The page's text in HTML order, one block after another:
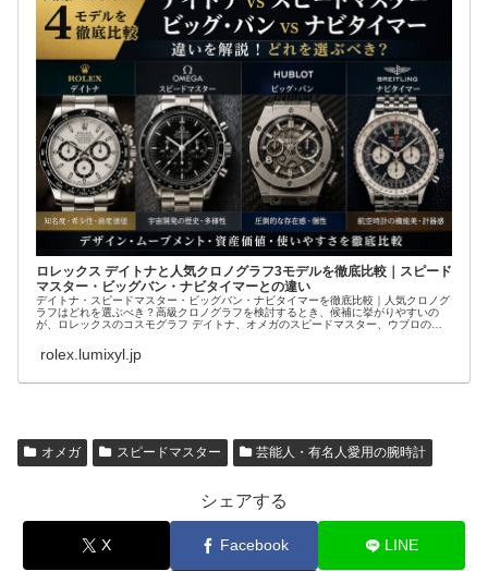
ロレックス デイトナと人気クロノグラフ3モデルを徹底比較｜スピード
マスター・ビッグバン・ナビタイマーとの違い
デイトナ・スピードマスター・ビッグバン・ナビタイマーを徹底比較｜人気クロノグ
ラフはどれを選ぶべき？高級クロノグラフを検討するとき、候補に挙がりやすいの
が、ロレックスのコスモグラフ デイトナ、オメガのスピードマスター、ウブロのビ
rolex.lumixyl.jp
オメガ スピードマスター 芸能人・有名人愛用の腕時計
シェアする
X Facebook LINE